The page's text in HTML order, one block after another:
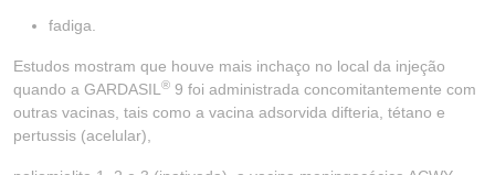
fadiga.
Estudos mostram que houve mais inchaço no local da injeção
quando a GARDASIL ® 9 foi administrada concomitantemente com
outras vacinas, tais como a vacina adsorvida difteria, tétano e
pertussis (acelular),